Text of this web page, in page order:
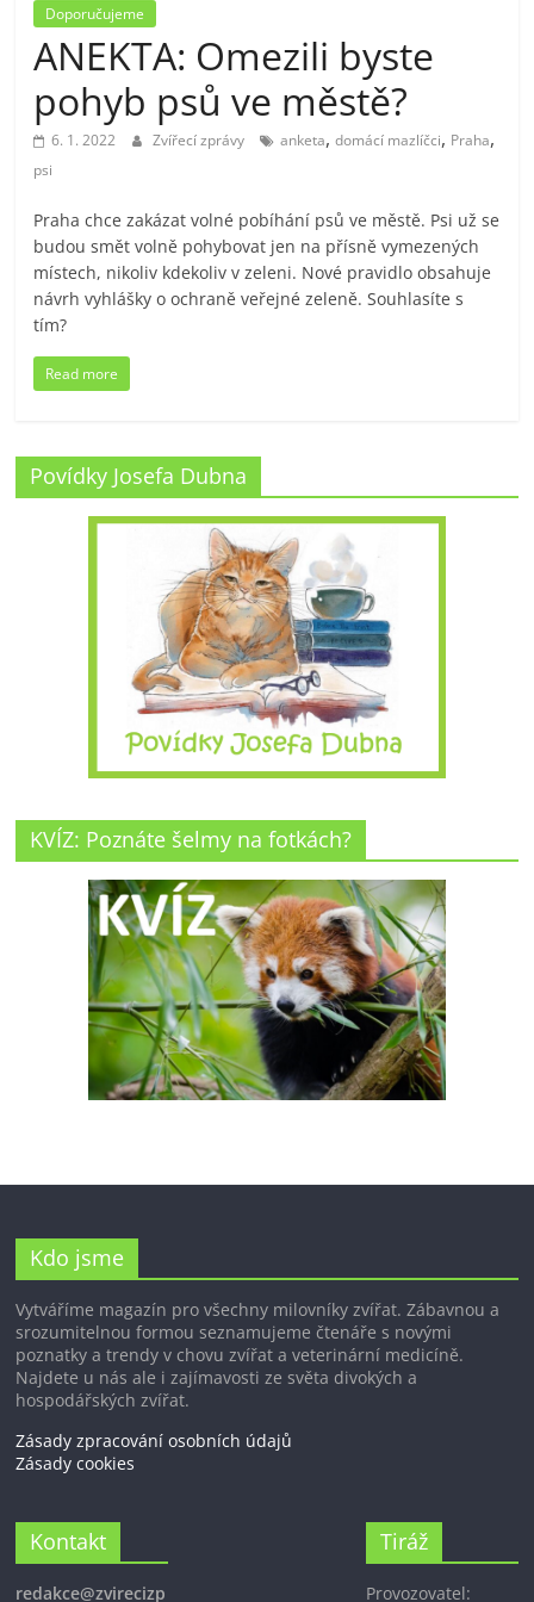
Doporučujeme
ANEKTA: Omezili byste
pohyb psů ve městě?
6. 1. 2022 Zvířecí zprávy anketa,domácí mazlíčci, Praha,
psi
Praha chce zakázat volné pobíhání psů ve městě. Psi už se
budou smět volně pohybovat jen na přísně vymezených
místech, nikoliv kdekoliv v zeleni. Nové pravidlo obsahuje
návrh vyhlášky o ochraně veřejné zeleně. Souhlasíte s
tím?
Read more
Povídky Josefa Dubna
KVÍZ: Poznáte šelmy na fotkách?
Kdo jsme
Vytváříme magazín pro všechny milovníky zvířat. Zábavnou a
srozumitelnou formou seznamujeme čtenáře s novými
poznatky a trendy v chovu zvířat a veterinární medicíně.
Najdete u nás ale i zajímavosti ze světa divokých a
hospodářských zvířat.
Zásady zpracování osobních údajů
Zásady cookies
Kontakt
redakce@zvirecizp
Tiráž
Provozovatel: